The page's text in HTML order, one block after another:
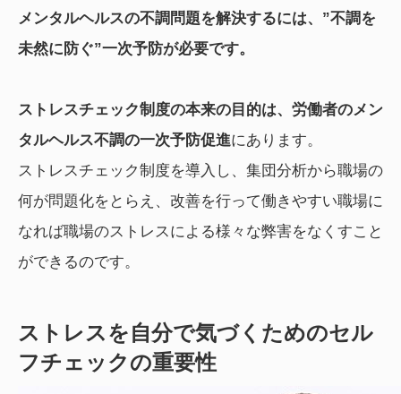
メンタルヘルスの不調問題を解決するには、”不調を
未然に防ぐ”一次予防が必要です。
ストレスチェック制度の本来の目的は、労働者のメン
タルヘルス不調の一次予防促進にあります。
ストレスチェック制度を導入し、集団分析から職場の
何が問題化をとらえ、改善を行って働きやすい職場に
なれば職場のストレスによる様々な弊害をなくすこと
ができるのです。
ストレスを自分で気づくためのセル
フチェックの重要性